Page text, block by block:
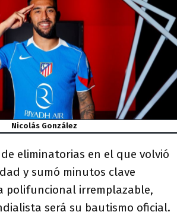
Nicolás González
eliminatorias en el que volvió
y sumó minutos clave
polifuncional irremplazable,
será su bautismo oficial.